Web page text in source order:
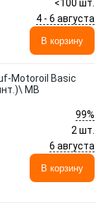
<100 шт.
4 - 6 августа
В корзину
Motoroil Basic
MB
99%
2 шт.
6 августа
В корзину